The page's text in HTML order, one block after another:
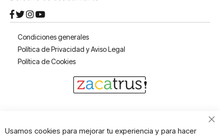
Condiciones generales
Política de Privacidad y Aviso Legal
Política de Cookies
Usamos cookies para mejorar tu experiencia y para hacer